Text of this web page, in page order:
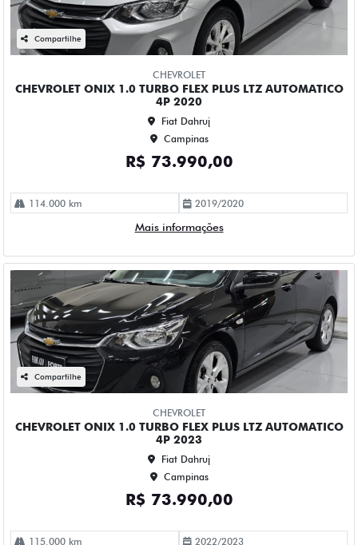
CHEVROLET
CHEVROLET ONIX 1.0 TURBO FLEX PLUS LTZ AUTOMATICO
4P 2023
Fiat Dahruj
Campinas
R$ 73.990,00
2022/2023
Mais informações